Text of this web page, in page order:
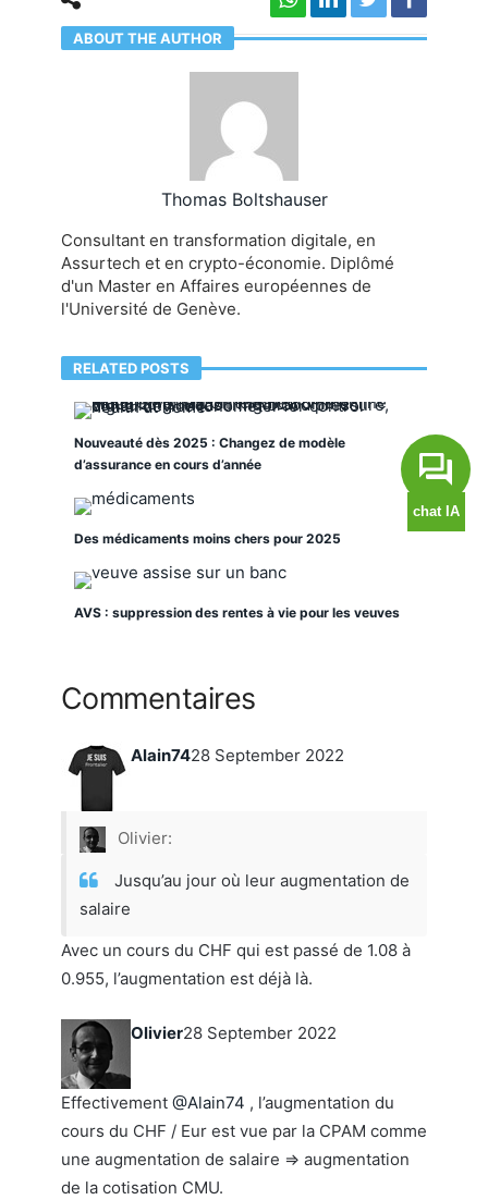
ABOUT THE AUTHOR
Thomas Boltshauser
Consultant en transformation digitale, en
Assurtech et en crypto-économie. Diplômé
d'un Master en Affaires européennes de
l'Université de Genève.
RELATED POSTS
Nouveauté dès 2025 : Changez de modèle
d’assurance en cours d’année
Des médicaments moins chers pour 2025
AVS : suppression des rentes à vie pour les veuves
Commentaires
Alain7428 September 2022
Olivier:
Jusqu’au jour où leur augmentation de
salaire
Avec un cours du CHF qui est passé de 1.08 à
0.955, l’augmentation est déjà là.
Olivier28 September 2022
Effectivement @Alain74 , l’augmentation du
cours du CHF / Eur est vue par la CPAM comme
une augmentation de salaire => augmentation
de la cotisation CMU.